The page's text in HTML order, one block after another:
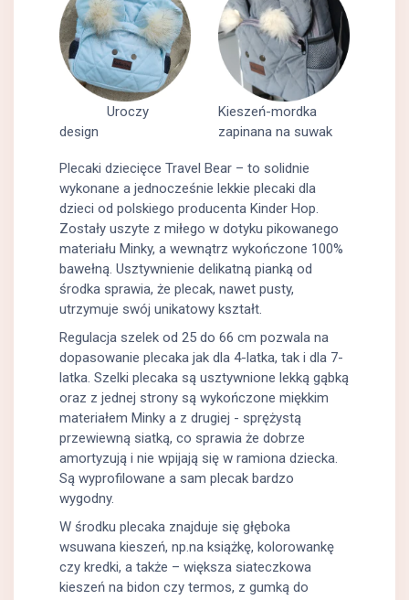
Uroczy
design
Kieszeń-mordka
zapinana na suwak
Plecaki dziecięce Travel Bear – to solidnie
wykonane a jednocześnie lekkie plecaki dla
dzieci od polskiego producenta Kinder Hop.
Zostały uszyte z miłego w dotyku pikowanego
materiału Minky, a wewnątrz wykończone 100%
bawełną. Usztywnienie delikatną pianką od
środka sprawia, że plecak, nawet pusty,
utrzymuje swój unikatowy kształt.
Regulacja szelek od 25 do 66 cm pozwala na
dopasowanie plecaka jak dla 4-latka, tak i dla 7-
latka. Szelki plecaka są usztywnione lekką gąbką
oraz z jednej strony są wykończone miękkim
materiałem Minky a z drugiej - sprężystą
przewiewną siatką, co sprawia że dobrze
amortyzują i nie wpijają się w ramiona dziecka.
Są wyprofilowane a sam plecak bardzo
wygodny.
W środku plecaka znajduje się głęboka
wsuwana kieszeń, np.na książkę, kolorowankę
czy kredki, a także – większa siateczkowa
kieszeń na bidon czy termos, z gumką do